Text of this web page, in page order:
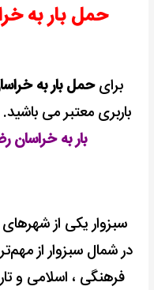
حمل بار به
برایحمل بار به
باربری معتبر می باشید.
بار به خراسان
سبزوار یکی از
در شمال سبزوار از
فرهنگی ، اسلامی و